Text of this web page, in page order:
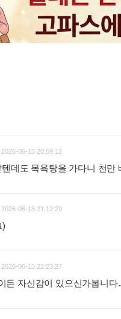
2026-06-13 20:59:12
데도 목욕탕을 가다니 천만
2026-06-13 21:12:29
)
2026-06-13 22:23:27
든 자신감이 있으신가봅니다